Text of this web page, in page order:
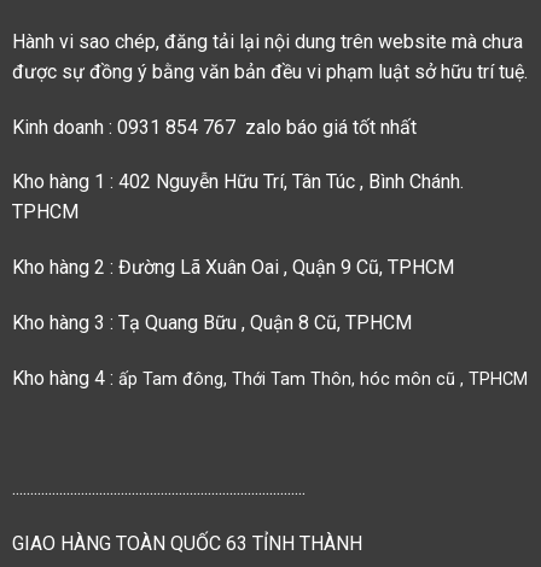
Hành vi sao chép, đăng tải lại nội dung trên website mà chưa
được sự đồng ý bằng văn bản đều vi phạm luật sở hữu trí tuệ.
Kinh doanh : 0931 854 767 zalo báo giá tốt nhất
Kho hàng 1 : 402 Nguyễn Hữu Trí, Tân Túc , Bình Chánh.
TPHCM
Kho hàng 2 : Đường Lã Xuân Oai , Quận 9 Cũ, TPHCM
Kho hàng 3 : Tạ Quang Bữu , Quận 8 Cũ, TPHCM
Kho hàng 4 : ấp Tam đông, Thới Tam Thôn, hóc môn cũ , TPHCM
.................................................................................
GIAO HÀNG TOÀN QUỐC 63 TỈNH THÀNH